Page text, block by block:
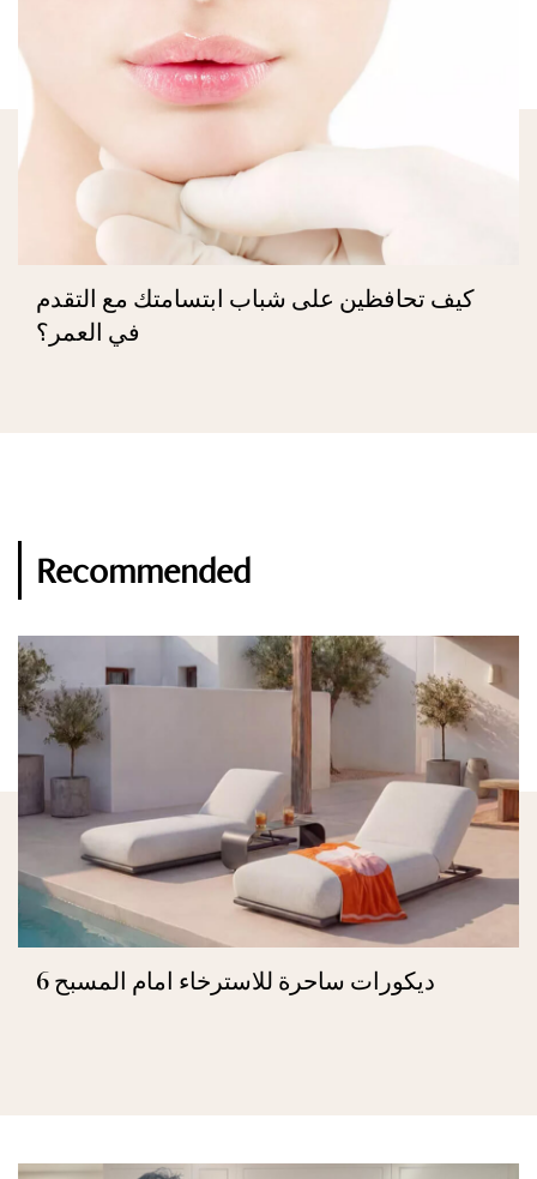
كيف تحافظين على شباب ابتسامتك مع التقدم
في العمر؟
Recommended
6 ديكورات ساحرة للاسترخاء امام المسبح